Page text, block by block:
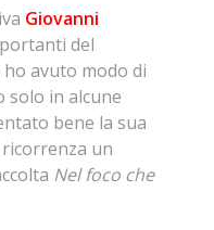
Giovanni
del
avuto modo di
solo in alcune
bene la sua
un
Nel foco che